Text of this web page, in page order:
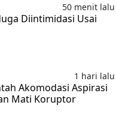
50 menit lalu
Diintimidasi Usai
1 hari lalu
Akomodasi Aspirasi
Mati Koruptor